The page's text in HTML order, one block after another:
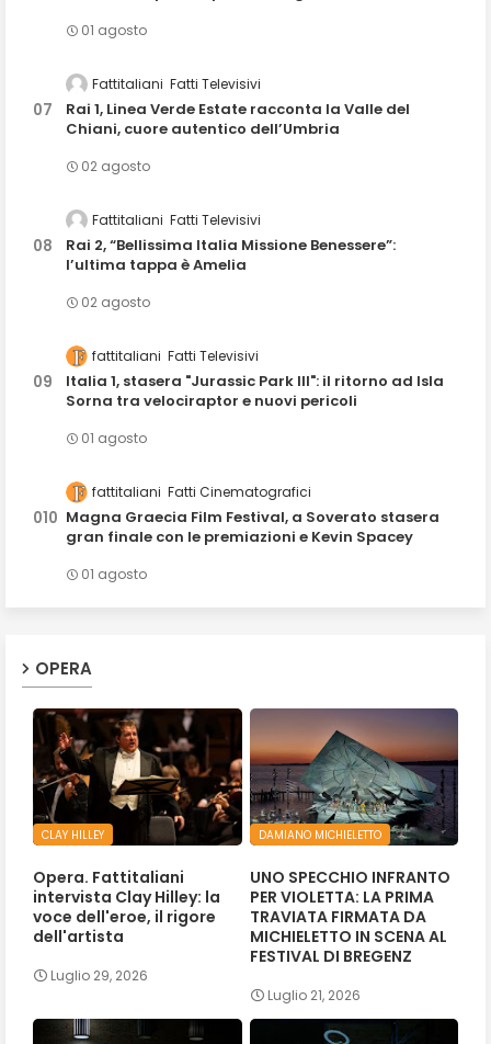
01 agosto
Fattitaliani Fatti Televisivi
Rai 1, Linea Verde Estate racconta la Valle del
Chiani, cuore autentico dell’Umbria
02 agosto
Fattitaliani Fatti Televisivi
Rai 2, “Bellissima Italia Missione Benessere”:
l’ultima tappa è Amelia
02 agosto
fattitaliani Fatti Televisivi
Italia 1, stasera "Jurassic Park III": il ritorno ad Isla
Sorna tra velociraptor e nuovi pericoli
01 agosto
fattitaliani Fatti Cinematografici
Magna Graecia Film Festival, a Soverato stasera
gran finale con le premiazioni e Kevin Spacey
01 agosto
OPERA
CLAY HILLEY
Opera. Fattitaliani
intervista Clay Hilley: la
voce dell'eroe, il rigore
dell'artista
Luglio 29, 2026
DAMIANO MICHIELETTO
UNO SPECCHIO INFRANTO
PER VIOLETTA: LA PRIMA
TRAVIATA FIRMATA DA
MICHIELETTO IN SCENA AL
FESTIVAL DI BREGENZ
Luglio 21, 2026